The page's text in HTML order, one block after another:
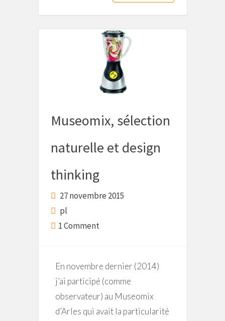
Museomix, sélection
naturelle et design
thinking
27 novembre 2015
pl
1 Comment
En novembre dernier (2014)
j’ai participé (comme
observateur) au Museomix
d’Arles qui avait la particularité